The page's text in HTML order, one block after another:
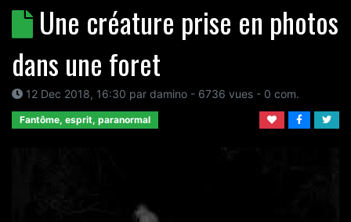
Une créature prise en photos
dans une foret
12 Dec 2018, 16:30 par damino - 6736 vues - 0 com.
Fantôme, esprit, paranormal